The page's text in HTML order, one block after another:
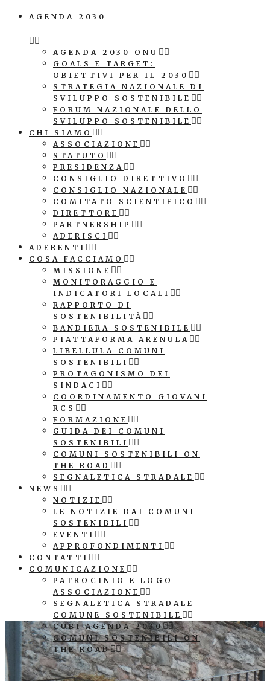
AGENDA 2030
AGENDA 2030 ONU
GOALS E TARGET:
OBIETTIVI PER IL 2030
STRATEGIA NAZIONALE DI
SVILUPPO SOSTENIBILE
FORUM NAZIONALE DELLO
SVILUPPO SOSTENIBILE
CHI SIAMO
ASSOCIAZIONE
STATUTO
PRESIDENZA
CONSIGLIO DIRETTIVO
CONSIGLIO NAZIONALE
COMITATO SCIENTIFICO
DIRETTORE
PARTNERSHIP
ADERISCI
ADERENTI
COSA FACCIAMO
MISSIONE
MONITORAGGIO E
INDICATORI LOCALI
RAPPORTO DI
SOSTENIBILITÀ
BANDIERA SOSTENIBILE
PIATTAFORMA ARENULA
LIBELLULA COMUNI
SOSTENIBILI
PROTAGONISMO DEI
SINDACI
COORDINAMENTO GIOVANI
RCS
FORMAZIONE
GUIDA DEI COMUNI
SOSTENIBILI
COMUNI SOSTENIBILI ON
THE ROAD
SEGNALETICA STRADALE
NEWS
NOTIZIE
LE NOTIZIE DAI COMUNI
SOSTENIBILI
EVENTI
APPROFONDIMENTI
CONTATTI
COMUNICAZIONE
PATROCINIO E LOGO
ASSOCIAZIONE
SEGNALETICA STRADALE
COMUNE SOSTENIBILE
CUBI AGENDA 2030
COMUNI SOSTENIBILI ON
THE ROAD